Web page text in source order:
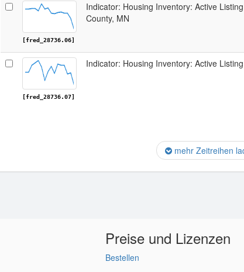
[fred_28736.06]
Indicator: Housing Inventory: Active
County, MN
[fred_28736.07]
Indicator: Housing Inventory: Active
mehr Zeitreihen
Preise und Lizenzen
Bestellen